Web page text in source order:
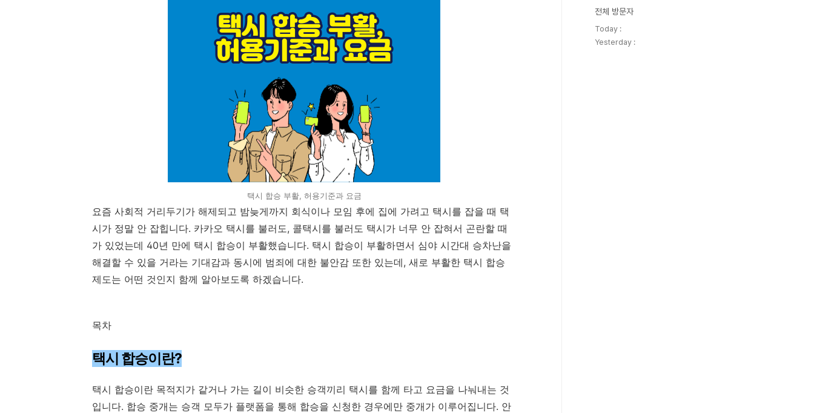
택시 합승 부활, 허용기준과 요금
요즘 사회적 거리두기가 해제되고 밤늦게까지 회식이나 모임 후에 집에 가려고 택시를 잡을 때 택
시가 정말 안 잡힙니다. 카카오 택시를 불러도, 콜택시를 불러도 택시가 너무 안 잡혀서 곤란할 때
가 있었는데 40년 만에 택시 합승이 부활했습니다. 택시 합승이 부활하면서 심야 시간대 승차난을
해결할 수 있을 거라는 기대감과 동시에 범죄에 대한 불안감 또한 있는데, 새로 부활한 택시 합승
제도는 어떤 것인지 함께 알아보도록 하겠습니다.
목차
택시 합승이란?
택시 합승이란 목적지가 같거나 가는 길이 비슷한 승객끼리 택시를 함께 타고 요금을 나눠내는 것
입니다. 합승 중개는 승객 모두가 플랫폼을 통해 합승을 신청한 경우에만 중개가 이루어집니다. 안
전체 방문자
Today :
Yesterday :